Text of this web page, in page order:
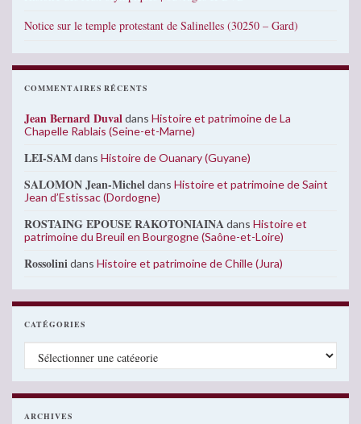
Notice sur le temple protestant de Salinelles (30250 – Gard)
COMMENTAIRES RÉCENTS
Jean Bernard Duvaldans Histoire et patrimoine de La
Chapelle Rablais (Seine-et-Marne)
LEI-SAMdans Histoire de Ouanary (Guyane)
SALOMON Jean-Micheldans Histoire et patrimoine de Saint
Jean d’Estissac (Dordogne)
ROSTAING EPOUSE RAKOTONIAINAdans Histoire et
patrimoine du Breuil en Bourgogne (Saône-et-Loire)
Rossolinidans Histoire et patrimoine de Chille (Jura)
CATÉGORIES
Catégories
ARCHIVES